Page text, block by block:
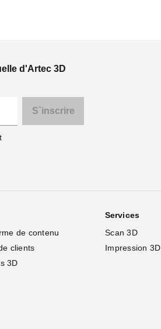
d'Artec 3D
de contenu
clients
3D
Services
Scan 3D
Impression 3D